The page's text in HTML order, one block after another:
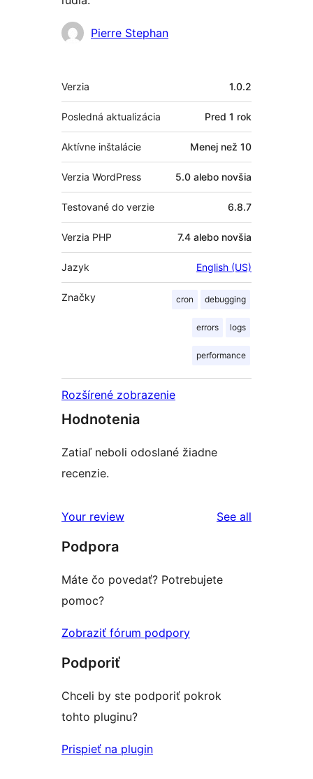
Prispievatelia
Pierre Stephan
Meta
Verzia 1.0.2
Posledná aktualizácia Pred 1 rok
Aktívne inštalácie Menej než 10
Verzia WordPress 5.0 alebo novšia
Testované do verzie 6.8.7
Verzia PHP 7.4 alebo novšia
Jazyk English (US)
Značky cron debugging
errors logs
performance
Rozšírené zobrazenie
Hodnotenia
Zatiaľ neboli odoslané žiadne
recenzie.
Your review See all
Podpora
Máte čo povedať? Potrebujete
pomoc?
Zobraziť fórum podpory
Podporiť
Chceli by ste podporiť pokrok
tohto pluginu?
Prispieť na plugin